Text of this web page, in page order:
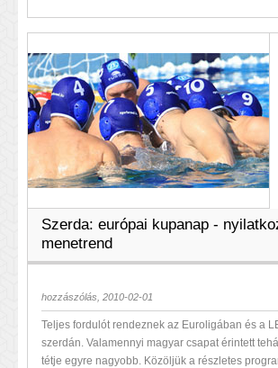
Szerda: európai kupanap -
menetrend
hozzászólás, 2010-02-01
Teljes fordulót rendeznek az Euroligában és a
szerdán. Valamennyi magyar csapat érintett
tétje egyre nagyobb. Közöljük a részletes